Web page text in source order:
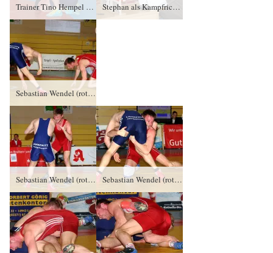
Trainer Tino Hempel und Konstantin Sommer, RSV Rotation Greiz Stephan als Kampfrichter
Sebastian Wendel (rotes Trikot), RSV Rotation Greizgegen Jan Richtsteig, KFC Leipzig PS/0:3/0:1
Sebastian Wendel (rotes Trikot), RSV Rotation Greizgegen Jan Richtsteig, KFC Leipzig PS/0:3/0:1 Sebastian Wendel (rotes Trikot), RSV Rotation Greizgegen Jan Richtsteig, KFC Leipzig PS/0:3/0:1